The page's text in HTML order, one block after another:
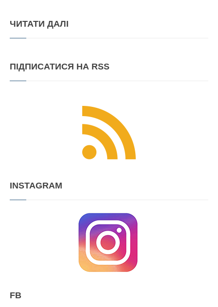
ЧИТАТИ ДАЛІ
ПІДПИСАТИСЯ НА RSS
INSTAGRAM
FB